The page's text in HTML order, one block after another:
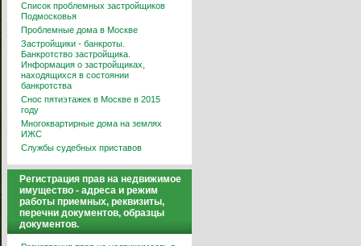
Список проблемных застройщиков
Подмосковья
Проблемные дома в Москве
Застройщики - банкроты.
Банкротство застройщика.
Информация о застройщиках,
находящихся в состоянии
банкротства
Снос пятиэтажек в Москве в 2015
году
Многоквартирные дома на землях
ИЖС
Службы судебных приставов
Регистрация прав на недвижимое
имущество - адреса и режим
работы приемных, реквизиты,
перечни документов, образцы
документов.